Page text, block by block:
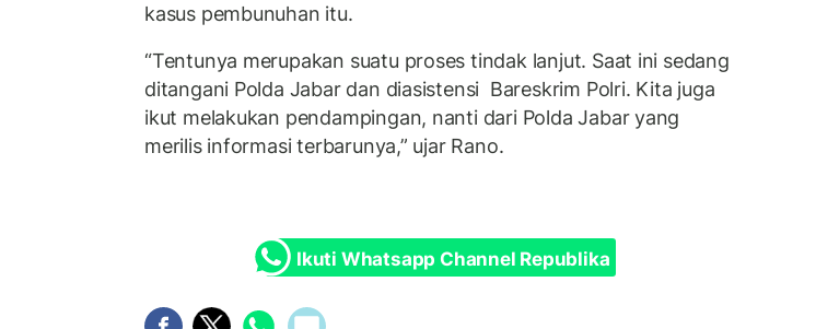
kasus pembunuhan itu.
“Tentunya merupakan suatu proses tindak lanjut. Saat ini sedang
ditangani Polda Jabar dan diasistensi Bareskrim Polri. Kita juga
ikut melakukan pendampingan, nanti dari Polda Jabar yang
merilis informasi terbarunya,” ujar Rano.
Ikuti Whatsapp Channel Republika